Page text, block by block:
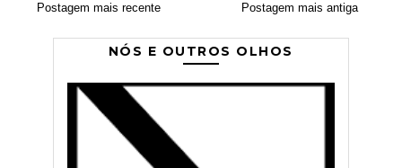
Postagem mais recente Postagem mais antiga
NÓS E OUTROS OLHOS